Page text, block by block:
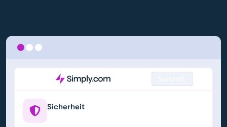
Sicherheit